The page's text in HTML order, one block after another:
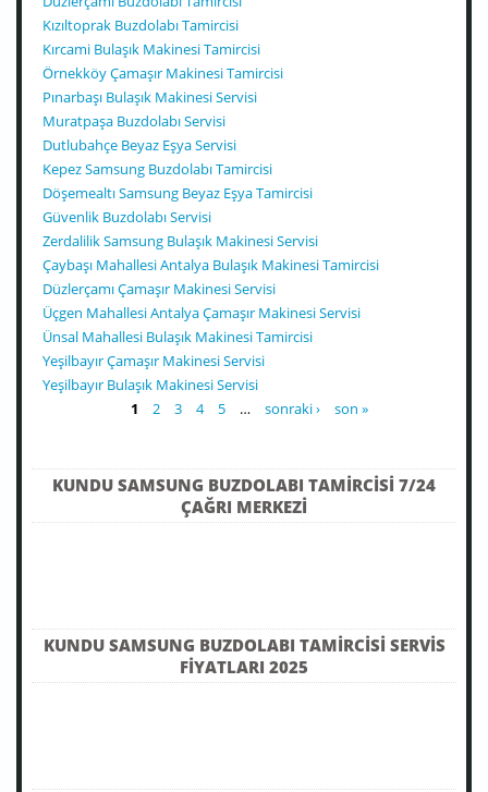
Kızıltoprak Buzdolabı Tamircisi
Kırcami Bulaşık Makinesi Tamircisi
Örnekköy Çamaşır Makinesi Tamircisi
Pınarbaşı Bulaşık Makinesi Servisi
Muratpaşa Buzdolabı Servisi
Dutlubahçe Beyaz Eşya Servisi
Kepez Samsung Buzdolabı Tamircisi
Döşemealtı Samsung Beyaz Eşya Tamircisi
Güvenlik Buzdolabı Servisi
Zerdalilik Samsung Bulaşık Makinesi Servisi
Çaybaşı Mahallesi Antalya Bulaşık Makinesi Tamircisi
Düzlerçamı Çamaşır Makinesi Servisi
Üçgen Mahallesi Antalya Çamaşır Makinesi Servisi
Ünsal Mahallesi Bulaşık Makinesi Tamircisi
Yeşilbayır Çamaşır Makinesi Servisi
Yeşilbayır Bulaşık Makinesi Servisi
1 2 3 4 5 … sonraki › son »
KUNDU SAMSUNG BUZDOLABI TAMIRCISI 7/24
ÇAĞRI MERKEZI
KUNDU SAMSUNG BUZDOLABI TAMIRCISI SERVIS
FIYATLARI 2025